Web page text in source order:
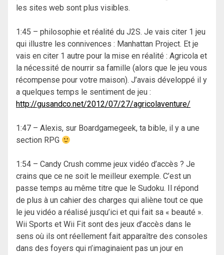
les sites web sont plus visibles.
1:45 – philosophie et réalité du J2S. Je vais citer 1 jeu
qui illustre les connivences : Manhattan Project. Et je
vais en citer 1 autre pour la mise en réalité : Agricola et
la nécessité de nourrir sa famille (alors que le jeu vous
récompense pour votre maison). J’avais développé il y
a quelques temps le sentiment de jeu :
http://gusandco.net/2012/07/27/agricolaventure/
1:47 – Alexis, sur Boardgamegeek, ta bible, il y a une
section RPG
1:54 – Candy Crush comme jeux vidéo d’accès ? Je
crains que ce ne soit le meilleur exemple. C’est un
passe temps au même titre que le Sudoku. Il répond
de plus à un cahier des charges qui aliène tout ce que
le jeu vidéo a réalisé jusqu’ici et qui fait sa « beauté ».
Wii Sports et Wii Fit sont des jeux d’accès dans le
sens où ils ont réellement fait apparaître des consoles
dans des foyers qui n’imaginaient pas un jour en